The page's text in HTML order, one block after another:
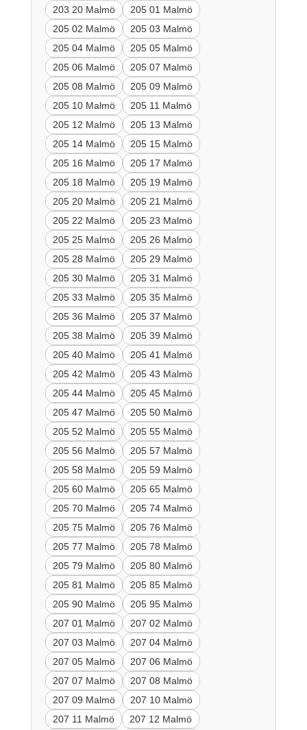
203 20 Malmö
205 01 Malmö
205 02 Malmö
205 03 Malmö
205 04 Malmö
205 05 Malmö
205 06 Malmö
205 07 Malmö
205 08 Malmö
205 09 Malmö
205 10 Malmö
205 11 Malmö
205 12 Malmö
205 13 Malmö
205 14 Malmö
205 15 Malmö
205 16 Malmö
205 17 Malmö
205 18 Malmö
205 19 Malmö
205 20 Malmö
205 21 Malmö
205 22 Malmö
205 23 Malmö
205 25 Malmö
205 26 Malmö
205 28 Malmö
205 29 Malmö
205 30 Malmö
205 31 Malmö
205 33 Malmö
205 35 Malmö
205 36 Malmö
205 37 Malmö
205 38 Malmö
205 39 Malmö
205 40 Malmö
205 41 Malmö
205 42 Malmö
205 43 Malmö
205 44 Malmö
205 45 Malmö
205 47 Malmö
205 50 Malmö
205 52 Malmö
205 55 Malmö
205 56 Malmö
205 57 Malmö
205 58 Malmö
205 59 Malmö
205 60 Malmö
205 65 Malmö
205 70 Malmö
205 74 Malmö
205 75 Malmö
205 76 Malmö
205 77 Malmö
205 78 Malmö
205 79 Malmö
205 80 Malmö
205 81 Malmö
205 85 Malmö
205 90 Malmö
205 95 Malmö
207 01 Malmö
207 02 Malmö
207 03 Malmö
207 04 Malmö
207 05 Malmö
207 06 Malmö
207 07 Malmö
207 08 Malmö
207 09 Malmö
207 10 Malmö
207 11 Malmö
207 12 Malmö